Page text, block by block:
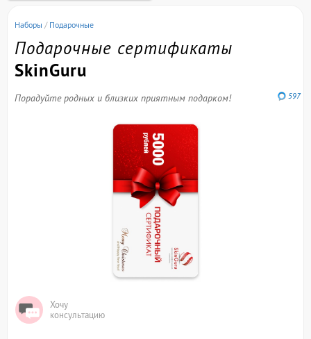
Наборы / Подарочные
Подарочные сертификаты
SkinGuru
597
Порадуйте родных и близких приятным подарком!
Хочу
консультацию